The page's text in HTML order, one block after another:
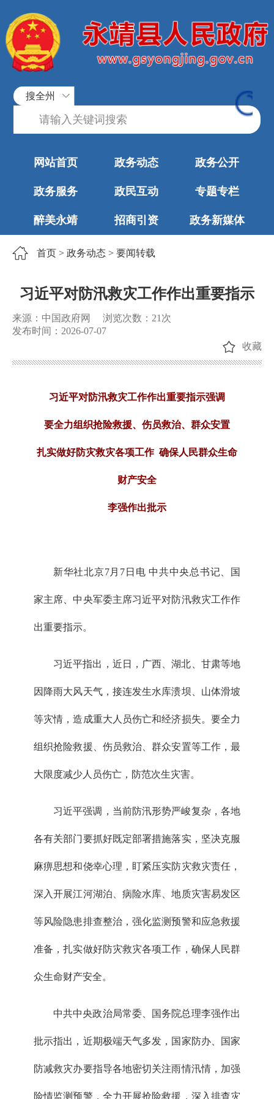
搜全州
网站首页 政务动态 政务公开
政务服务 政民互动 专题专栏
醉美永靖 招商引资 政务新媒体
首页 > 政务动态 > 要闻转载
习近平对防汛救灾工作作出重要指示
来源：中国政府网 浏览次数： 21 次
发布时间：2026-07-07
收藏
习近平对防汛救灾工作作出重要指示强调
要全力组织抢险救援、伤员救治、群众安置
扎实做好防灾救灾各项工作 确保人民群众生命
财产安全
李强作出批示
新华社北京7月7日电 中共中央总书记、国
家主席、中央军委主席习近平对防汛救灾工作作
出重要指示。
习近平指出，近日，广西、湖北、甘肃等地
因降雨大风天气，接连发生水库溃坝、山体滑坡
等灾情，造成重大人员伤亡和经济损失。要全力
组织抢险救援、伤员救治、群众安置等工作，最
大限度减少人员伤亡，防范次生灾害。
习近平强调，当前防汛形势严峻复杂，各地
各有关部门要抓好既定部署措施落实，坚决克服
麻痹思想和侥幸心理，盯紧压实防灾救灾责任，
深入开展江河湖泊、病险水库、地质灾害易发区
等风险隐患排查整治，强化监测预警和应急救援
准备，扎实做好防灾救灾各项工作，确保人民群
众生命财产安全。
中共中央政治局常委、国务院总理李强作出
批示指出，近期极端天气多发，国家防办、国家
防减救灾办要指导各地密切关注雨情汛情，加强
险情监测预警，全力开展抢险救援，深入排查灾